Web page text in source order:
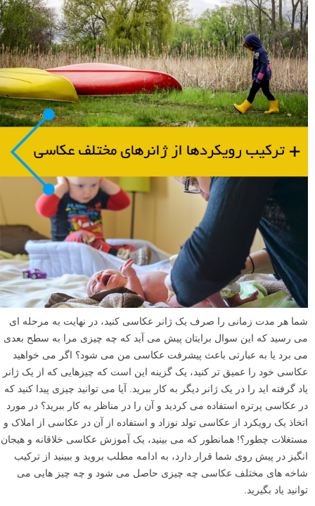
شما هر مدت زمانی را صرف یک ژانر عکاسی کنید، در نهایت به مرحله ای
می رسید که این سوال برایتان پیش می آید که چه چیزی مرا به سطح بعدی
می برد یا به عبارتی باعث پیشرفت عکاسی من می شود؟ اگر می خواهید
عکاسی خود را عمیق تر کنید، یک گزینه این است که چیزهایی که از یک ژانر
یاد گرفته اید را در یک ژانر دیگر به کار ببرید. آیا می توانید چیزی پیدا کنید که
در عکاسی پرتره استفاده می کردید و آن را در مناظر به کار ببرید؟ در مورد
اتخاذ یک رویکرد از عکاسی تولد نوزاد و استفاده از آن در عکاسی از املاک و
مستغلات چطور؟! همانطور که می بینید، یک آموزش عکاسی خلاقانه و هیجان
انگیز در پیش روی شما قرار دارد، به ادامه مطلب بروید و ببینید از ترکیب
شاخه های مختلف عکاسی چه چیزی حاصل می شود و چه چیز هایی می
توانید یاد بگیرید.